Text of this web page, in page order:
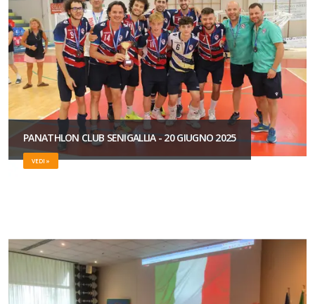
PANATHLON CLUB SENIGALLIA - 20 GIUGNO 2025
VEDI »